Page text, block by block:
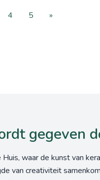
4 5 »
gegeven
waar de kunst van
van creativiteit